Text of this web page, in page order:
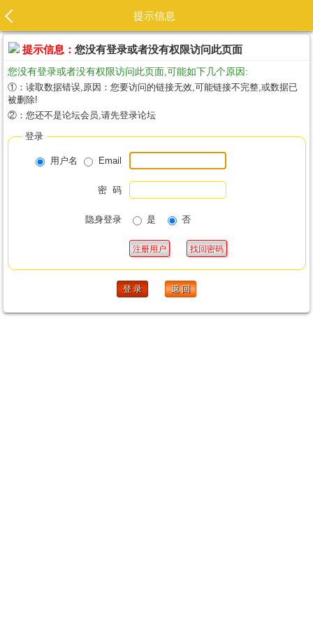
提示信息
提示信息： 您没有登录或者没有权限访问此页面
您没有登录或者没有权限访问此页面,可能如下几个原因:
①：读取数据错误,原因：您要访问的链接无效,可能链接不完整,或数据已
被删除!
②：您还不是论坛会员,请先登录论坛
登录
用户名 Email
密 码
隐身登录 是 否